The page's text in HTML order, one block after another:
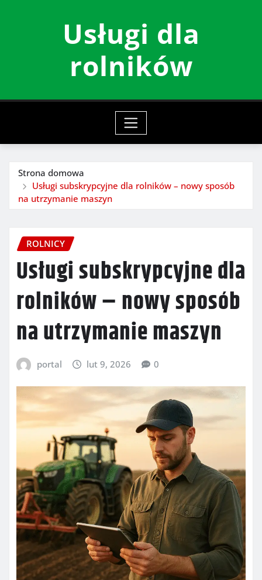
Usługi dla
rolników
Strona domowa
Usługi subskrypcyjne dla rolników – nowy sposób
na utrzymanie maszyn
ROLNICY
Usługi subskrypcyjne dla
rolników – nowy sposób
na utrzymanie maszyn
portal lut 9, 2026 0